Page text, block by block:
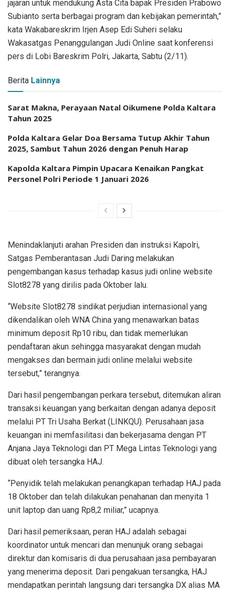
jajaran untuk mendukung Asta Cita bapak Presiden Prabowo
Subianto serta berbagai program dan kebijakan pemerintah,”
kata Wakabareskrim Irjen Asep Edi Suheri selaku
Wakasatgas Penanggulangan Judi Online saat konferensi
pers di Lobi Bareskrim Polri, Jakarta, Sabtu (2/11).
Berita Lainnya
Sarat Makna, Perayaan Natal Oikumene Polda Kaltara
Tahun 2025
Polda Kaltara Gelar Doa Bersama Tutup Akhir Tahun
2025, Sambut Tahun 2026 dengan Penuh Harap
Kapolda Kaltara Pimpin Upacara Kenaikan Pangkat
Personel Polri Periode 1 Januari 2026
Menindaklanjuti arahan Presiden dan instruksi Kapolri,
Satgas Pemberantasan Judi Daring melakukan
pengembangan kasus terhadap kasus judi online website
Slot8278 yang dirilis pada Oktober lalu.
“Website Slot8278 sindikat perjudian internasional yang
dikendalikan oleh WNA China yang menawarkan batas
minimum deposit Rp10 ribu, dan tidak memerlukan
pendaftaran akun sehingga masyarakat dengan mudah
mengakses dan bermain judi online melalui website
tersebut,” terangnya.
Dari hasil pengembangan perkara tersebut, ditemukan aliran
transaksi keuangan yang berkaitan dengan adanya deposit
melalui PT Tri Usaha Berkat (LINKQU). Perusahaan jasa
keuangan ini memfasilitasi dan bekerjasama dengan PT
Anjana Jaya Teknologi dan PT Mega Lintas Teknologi yang
dibuat oleh tersangka HAJ.
“Penyidik telah melakukan penangkapan terhadap HAJ pada
18 Oktober dan telah dilakukan penahanan dan menyita 1
unit laptop dan uang Rp8,2 miliar,” ucapnya.
Dari hasil pemeriksaan, peran HAJ adalah sebagai
koordinator untuk mencari dan menunjuk orang sebagai
direktur dan komisaris di dua perusahaan jasa pembayaran
yang menerima deposit. Dari pengakuan tersangka, HAJ
mendapatkan perintah langsung dari tersangka DX alias MA